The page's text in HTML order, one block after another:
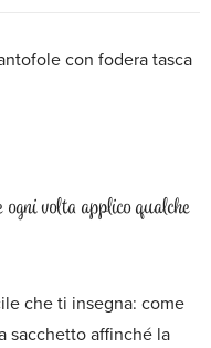
volta applico qualche
che ti insegna: come
sacchetto affinché la